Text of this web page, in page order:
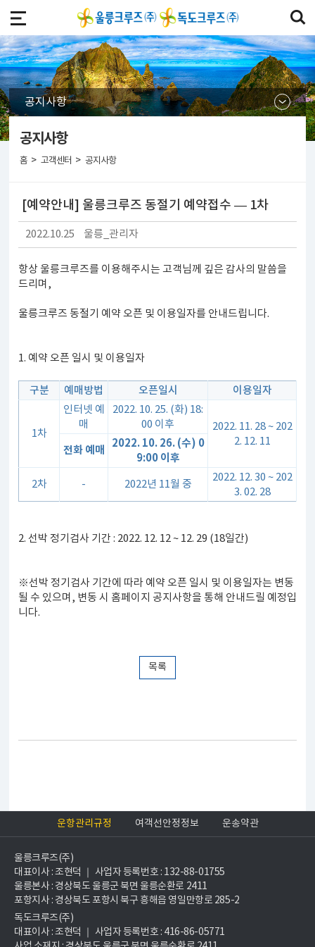
공지사항
공지사항
홈 > 고객센터 > 공지사항
[예약안내] 울릉크루즈 동절기 예약접수 ― 1차
2022.10.25 울릉_관리자
항상 울릉크루즈를 이용해주시는 고객님께 깊은 감사의 말씀을
드리며,
울릉크루즈 동절기 예약 오픈 및 이용일자를 안내드립니다.
1. 예약 오픈 일시 및 이용일자
구분 예매방법 오픈일시 이용일자
1차
인터넷 예
매
2022. 10. 25. (화) 18:
00 이후
2022. 11. 28 ~ 202
2. 12. 11
전화 예매
2022. 10. 26. (수) 0
9:00 이후
2차 - 2022년 11월 중
2022. 12. 30 ~ 202
3. 02. 28
2. 선박 정기검사 기간 : 2022. 12. 12 ~ 12. 29 (18일간)
※선박 정기검사 기간에 따라 예약 오픈 일시 및 이용일자는 변동
될 수 있으며, 변동 시 홈페이지 공지사항을 통해 안내드릴 예정입
니다.
목록
운항관리규정 여객선안정정보 운송약관
울릉크루즈(주)
대표이사 : 조현덕 ｜ 사업자 등록번호 : 132-88-01755
울릉본사 : 경상북도 울릉군 북면 울릉순환로 2411
포항지사 : 경상북도 포항시 북구 흥해읍 영일만항로 285-2
독도크루즈(주)
대표이사 : 조현덕 ｜ 사업자 등록번호 : 416-86-05771